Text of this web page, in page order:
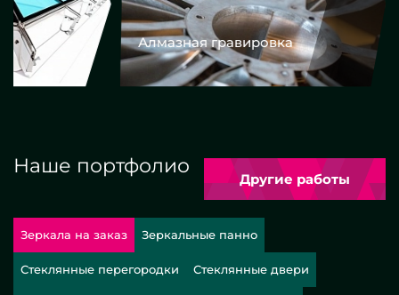
Алмазная гравировка
Наше портфолио
Другие работы
Зеркала на заказ Зеркальные панно
Стеклянные перегородки Стеклянные двери